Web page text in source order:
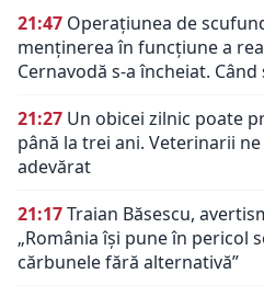
21:47 Operațiunea de
menținerea în funcțiune a
Cernavodă s-a încheiat.
21:27 Un obicei zilnic poate
până la trei ani. Veterinarii
adevărat
21:17Traian Băsescu,
„România își pune în pericol
cărbunele fără alternativă”